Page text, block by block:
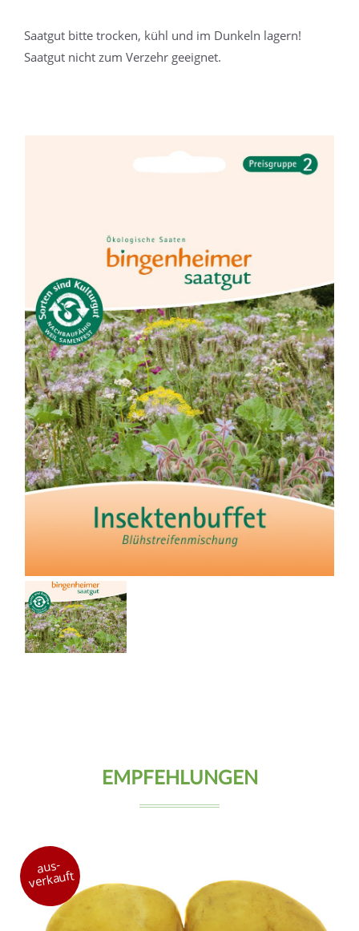
Saatgut bitte trocken, kühl und im Dunkeln lagern!
Saatgut nicht zum Verzehr geeignet.
EMPFEHLUNGEN
aus-
verkauft